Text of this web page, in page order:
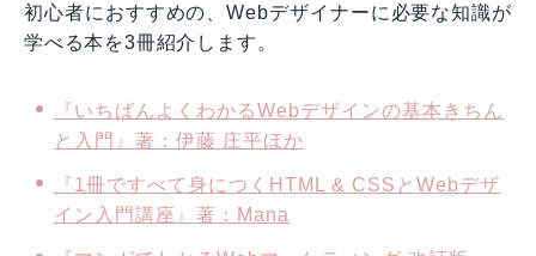
初心者におすすめの、Webデザイナーに必要な知識が
学べる本を3冊紹介します。
『いちばんよくわかるWebデザインの基本きちん
と入門』著：伊藤 庄平ほか
『1冊ですべて身につくHTML & CSSとWebデザ
イン入門講座』著：Mana